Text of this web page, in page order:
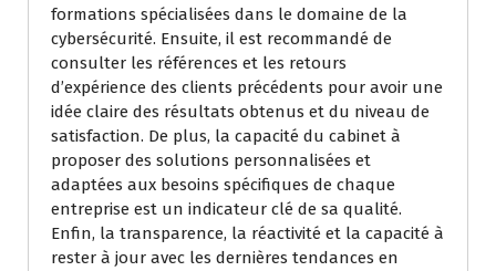
formations spécialisées dans le domaine de la
cybersécurité. Ensuite, il est recommandé de
consulter les références et les retours
d’expérience des clients précédents pour avoir une
idée claire des résultats obtenus et du niveau de
satisfaction. De plus, la capacité du cabinet à
proposer des solutions personnalisées et
adaptées aux besoins spécifiques de chaque
entreprise est un indicateur clé de sa qualité.
Enfin, la transparence, la réactivité et la capacité à
rester à jour avec les dernières tendances en